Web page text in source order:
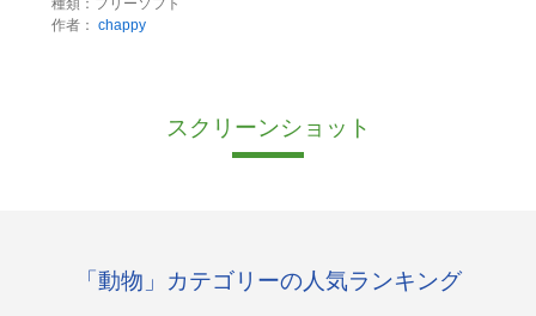
種類：フリーソフト
作者： chappy
スクリーンショット
「動物」カテゴリーの人気ランキング